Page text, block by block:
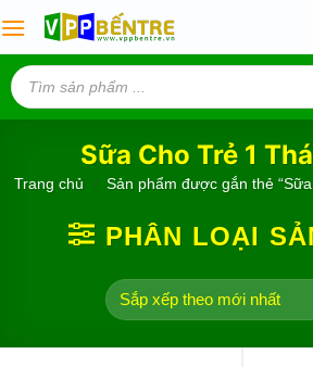
to
content
Tìm
kiếm
sản
phẩm
Sữa Cho Trẻ 1
Trang chủ Sản phẩm được gắn thẻ
PHÂN LOẠI